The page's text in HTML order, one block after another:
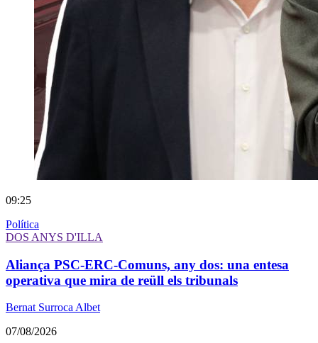
09:25
Política
DOS ANYS D'ILLA
Aliança PSC-ERC-Comuns, any dos: una entesa
operativa que mira de reüll els tribunals
Bernat Surroca Albet
07/08/2026